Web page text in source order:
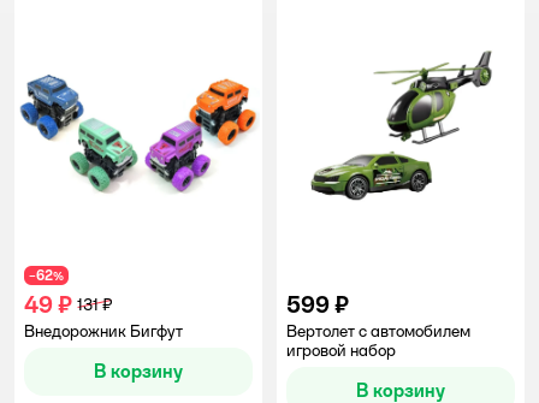
−62%
49 ₽ 131 ₽
Внедорожник Бигфут
В корзину
599 ₽
Вертолет с автомобилем
игровой набор
В корзину